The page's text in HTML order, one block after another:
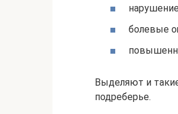
болевые
Выделяют и
подреберье.